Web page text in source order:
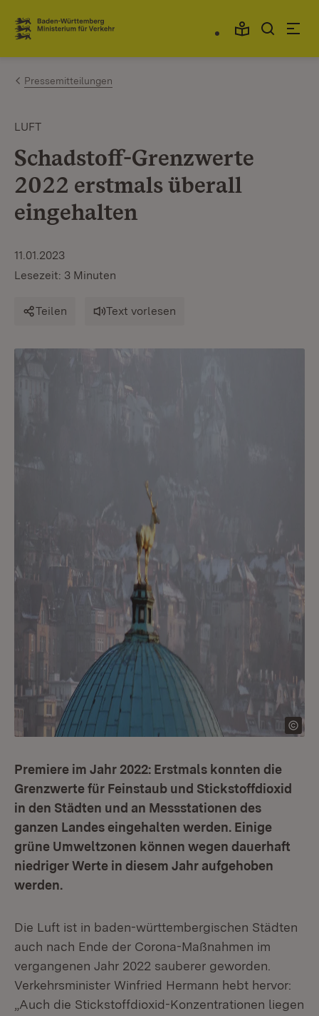
Zum Inhalt springen
Link zur Startseite
Pressemitteilungen
LUFT
Schadstoff-Grenzwerte
2022 erstmals überall
eingehalten
11.01.2023
Lesezeit: 3 Minuten
Teilen Text vorlesen
Premiere im Jahr 2022: Erstmals konnten die
Grenzwerte für Feinstaub und Stickstoffdioxid
in den Städten und an Messstationen des
ganzen Landes eingehalten werden. Einige
grüne Umweltzonen können wegen dauerhaft
niedriger Werte in diesem Jahr aufgehoben
werden.
Die Luft ist in baden-württembergischen Städten
auch nach Ende der Corona-Maßnahmen im
vergangenen Jahr 2022 sauberer geworden.
Verkehrsminister Winfried Hermann hebt hervor:
„Auch die Stickstoffdioxid-Konzentrationen liegen